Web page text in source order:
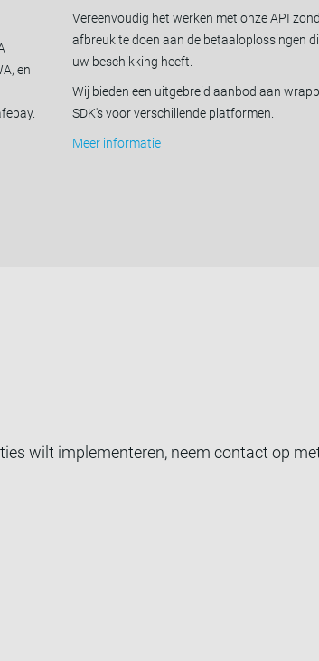
en
Vereenvoudig het werken met onze API
afbreuk te doen aan de betaaloplossingen
uw beschikking heeft.
Wij bieden een uitgebreid aanbod aan
SDK's voor verschillende platformen.
Meer informatie
wilt implementeren, neem contact op